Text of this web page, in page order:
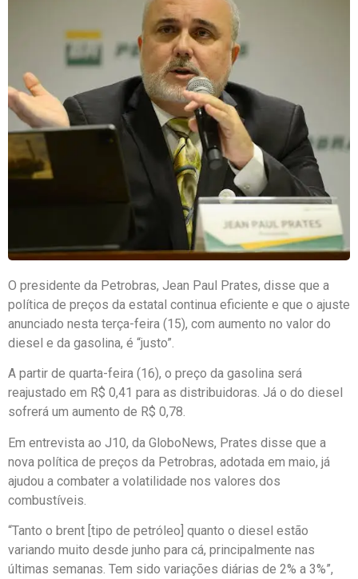
O presidente da Petrobras, Jean Paul Prates, disse que a
política de preços da estatal continua eficiente e que o ajuste
anunciado nesta terça-feira (15), com aumento no valor do
diesel e da gasolina, é “justo”.
A partir de quarta-feira (16), o preço da gasolina será
reajustado em R$ 0,41 para as distribuidoras. Já o do diesel
sofrerá um aumento de R$ 0,78.
Em entrevista ao J10, da GloboNews, Prates disse que a
nova política de preços da Petrobras, adotada em maio, já
ajudou a combater a volatilidade nos valores dos
combustíveis.
“Tanto o brent [tipo de petróleo] quanto o diesel estão
variando muito desde junho para cá, principalmente nas
últimas semanas. Tem sido variações diárias de 2% a 3%”,